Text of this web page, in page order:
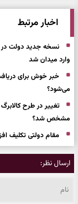
اخبار مرتبط
نسخه جدید دولت در
وارد میدان شد
خبر خوش برای
می‌شود؟
تغییر در طرح
مشخص شد؟
مقام دولتی تکلیف
ارسال نظر: